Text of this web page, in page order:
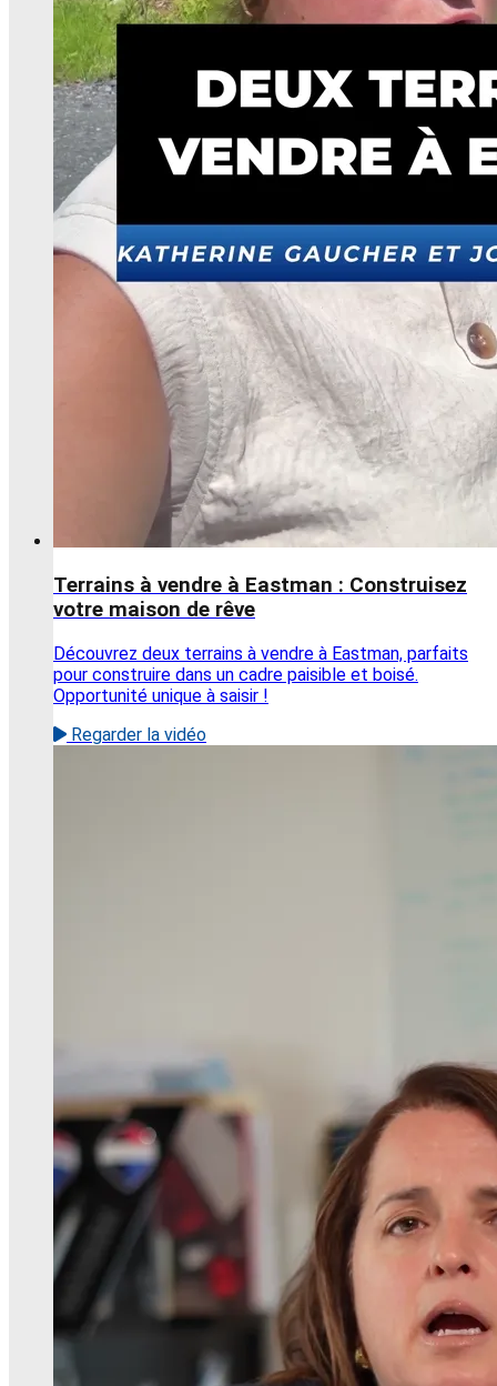
Terrains à vendre à Eastman : Construisez
votre maison de rêve
Découvrez deux terrains à vendre à Eastman, parfaits
pour construire dans un cadre paisible et boisé.
Opportunité unique à saisir !
Regarder la vidéo